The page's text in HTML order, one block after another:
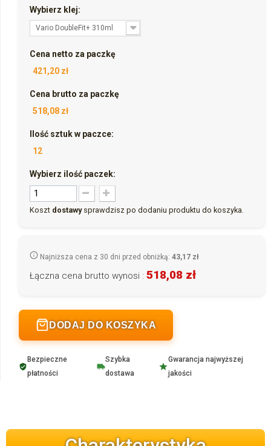
Wybierz klej:
Vario DoubleFit+ 310ml
Cena netto za paczkę
421,20 zł
Cena brutto za paczkę
518,08 zł
Ilość sztuk w paczce:
12
Wybierz ilość paczek:
Koszt dostawysprawdzisz po dodaniu produktu do koszyka.
Najniższa cena z 30 dni przed obniżką: 43,17 zł
Łączna cena brutto wynosi : 518,08 zł
DODAJ DO KOSZYKA
Bezpieczne
płatności
Szybka
dostawa
Gwarancja najwyższej
jakości